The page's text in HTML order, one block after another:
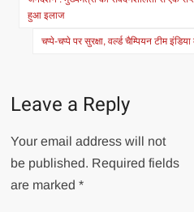
navigation
हुआ इलाज
चप्पे-चप्पे पर सुरक्षा, वर्ल्ड चैम्प‍ियन टीम
Leave a Reply
Your email address will not
be published. Required fields
are marked*